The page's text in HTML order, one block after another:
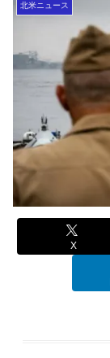
北米ニュース
X